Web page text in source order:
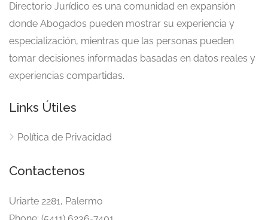
Directorio Jurídico es una comunidad en expansión
donde Abogados pueden mostrar su experiencia y
especialización, mientras que las personas pueden
tomar decisiones informadas basadas en datos reales y
experiencias compartidas.
Links Útiles
Política de Privacidad
Contactenos
Uriarte 2281, Palermo